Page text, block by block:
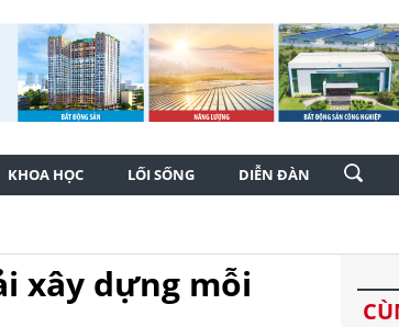
KHOA HỌC LỐI SỐNG DIỄN ĐÀN
xây dựng mỗi